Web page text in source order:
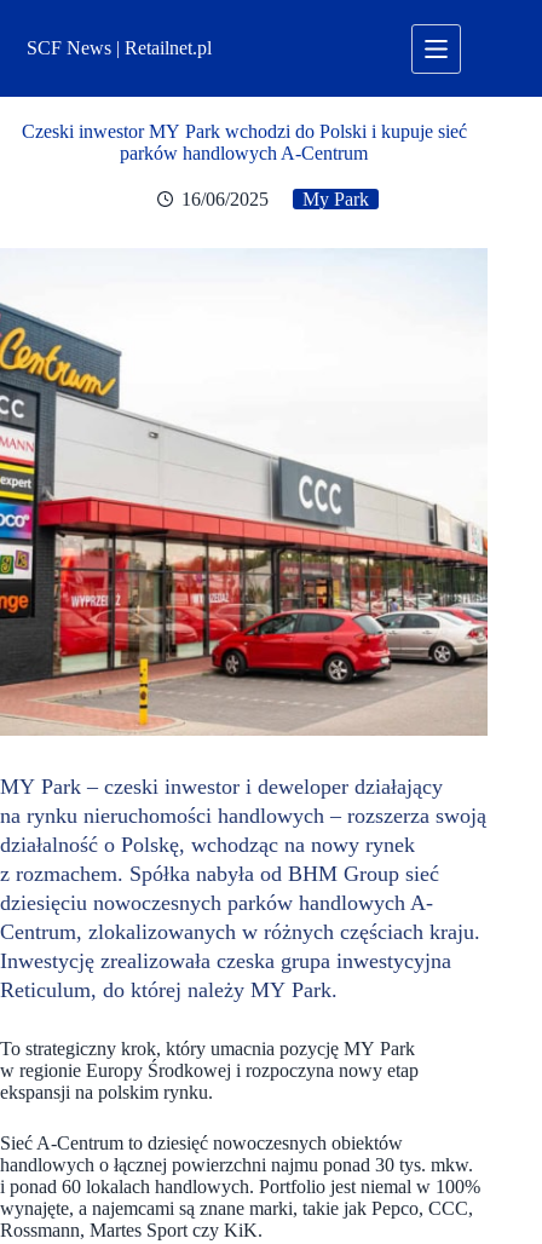
treściSCF News | Retailnet.pl
Czeski inwestor MY Park wchodzi do Polski i kupuje sieć
parków handlowych A-Centrum
16/06/2025 My Park
MY Park – czeski inwestor i deweloper działający
na rynku nieruchomości handlowych – rozszerza swoją
działalność o Polskę, wchodząc na nowy rynek
z rozmachem. Spółka nabyła od BHM Group sieć
dziesięciu nowoczesnych parków handlowych A-
Centrum, zlokalizowanych w różnych częściach kraju.
Inwestycję zrealizowała czeska grupa inwestycyjna
Reticulum, do której należy MY Park.
To strategiczny krok, który umacnia pozycję MY Park
w regionie Europy Środkowej i rozpoczyna nowy etap
ekspansji na polskim rynku.
Sieć A-Centrum to dziesięć nowoczesnych obiektów
handlowych o łącznej powierzchni najmu ponad 30 tys. mkw.
i ponad 60 lokalach handlowych. Portfolio jest niemal w 100%
wynajęte, a najemcami są znane marki, takie jak Pepco, CCC,
Rossmann, Martes Sport czy KiK.